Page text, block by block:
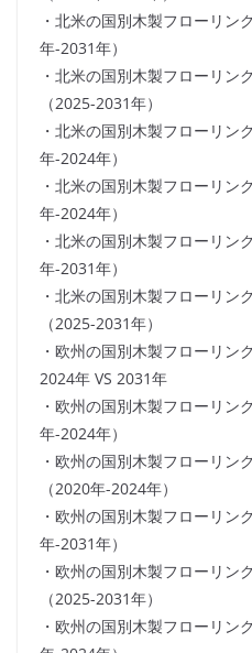
・北米の国別木製フローリン
年-2031年）
・北米の国別木製フローリン
（2025-2031年）
・北米の国別木製フローリン
年-2024年）
・北米の国別木製フローリン
年-2024年）
・北米の国別木製フローリン
年-2031年）
・北米の国別木製フローリン
（2025-2031年）
・欧州の国別木製フローリン
2024年 VS 2031年
・欧州の国別木製フローリン
年-2024年）
・欧州の国別木製フローリン
（2020年-2024年）
・欧州の国別木製フローリン
年-2031年）
・欧州の国別木製フローリン
（2025-2031年）
・欧州の国別木製フローリン